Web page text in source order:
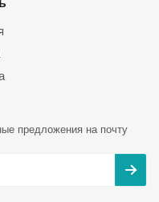
предложения на почту